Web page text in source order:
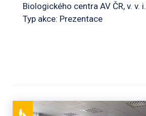
Biologického centra AV ČR, v. v. i.
Typ akce: Prezentace